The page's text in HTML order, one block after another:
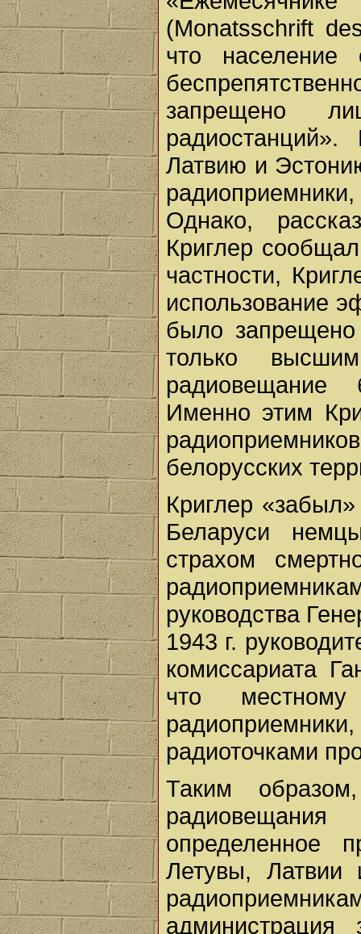
(Monatsschrift
что население
запрещено
Латвию и
Однако,
Криглер
частности,
использование
было
только
радиовещание
Именно этим
белорусских
Криглер
Беларуси
страхом
руководства
1943 г.
комиссариата
что
радиоточками
Таким
определенное
Летувы, Латвии